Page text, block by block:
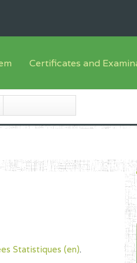
English sub-
French sub-
Certificates and
Registration
List of candidates
Available
Statistiques (en).